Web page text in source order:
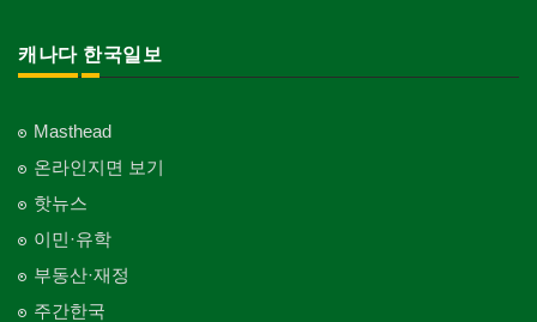
캐나다 한국일보
Masthead
온라인지면 보기
핫뉴스
이민·유학
부동산·재정
주간한국